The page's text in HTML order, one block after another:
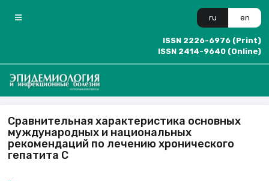
ru en
ISSN 2226-6976 (Print)
ISSN 2414-9640 (Online)
Сравнительная характеристика основных
муждународных и национальных
рекомендаций по лечению хронического
гепатита С